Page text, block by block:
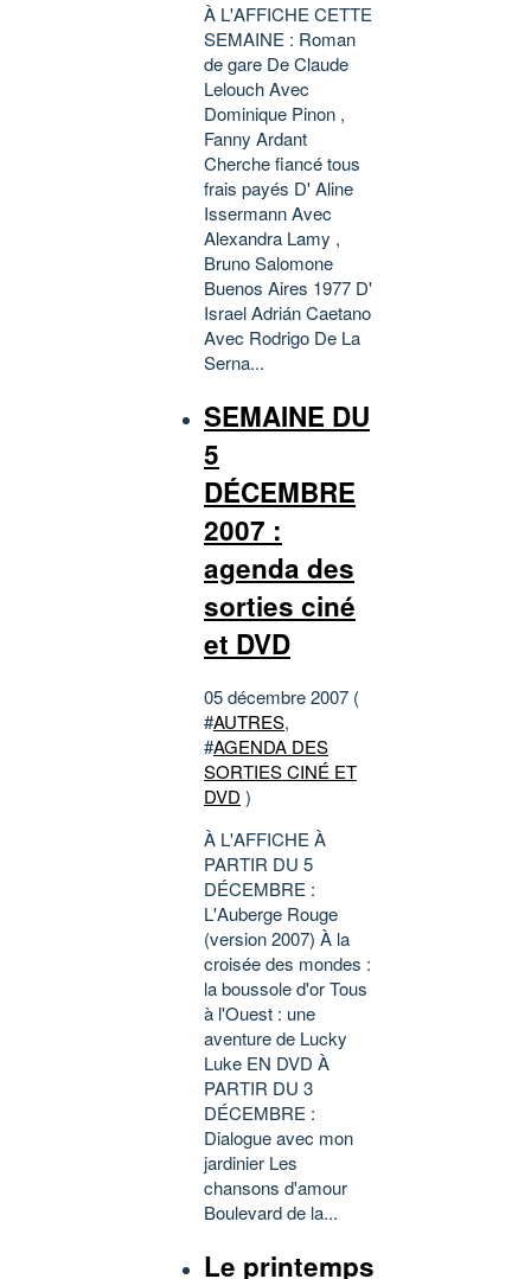
À L'AFFICHE CETTE
SEMAINE : Roman
de gare De Claude
Lelouch Avec
Dominique Pinon ,
Fanny Ardant
Cherche fiancé tous
frais payés D' Aline
Issermann Avec
Alexandra Lamy ,
Bruno Salomone
Buenos Aires 1977 D'
Israel Adrián Caetano
Avec Rodrigo De La
Serna...
SEMAINE DU
5
DÉCEMBRE
2007 :
agenda des
sorties ciné
et DVD
05 décembre 2007 (
#AUTRES,
#AGENDA DES
SORTIES CINÉ ET
DVD )
À L'AFFICHE À
PARTIR DU 5
DÉCEMBRE :
L'Auberge Rouge
(version 2007) À la
croisée des mondes :
la boussole d'or Tous
à l'Ouest : une
aventure de Lucky
Luke EN DVD À
PARTIR DU 3
DÉCEMBRE :
Dialogue avec mon
jardinier Les
chansons d'amour
Boulevard de la...
Le printemps